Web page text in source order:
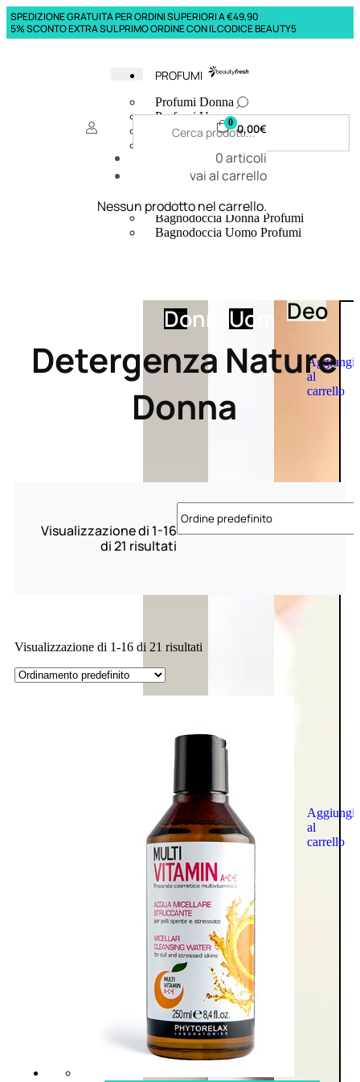
SPEDIZIONE GRATUITA PER ORDINI SUPERIORI A €49,90
5% SCONTO EXTRA SUL PRIMO ORDINE CON IL CODICE BEAUTY5
PROFUMI
Profumi Donna
Profumi Uomo
Deodoranti Donna
Corpo Donna
Corpo Uomo
Creme Mani
Bagnodoccia Donna Profumi
Bagnodoccia Uomo Profumi
DonnaUomoDeo
Aggiungi
al
carrello
Aggiungi
al
carrello
0 0,00€
0articoli
vai al carrello
Nessun prodotto nel carrello.
Detergenza Nature
Donna
Visualizzazione di 1-16
di 21 risultati
Visualizzazione di 1-16 di 21 risultati